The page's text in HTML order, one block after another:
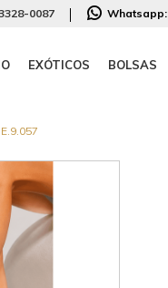
0087 Whatsapp:
EXÓTICOS BOLSAS